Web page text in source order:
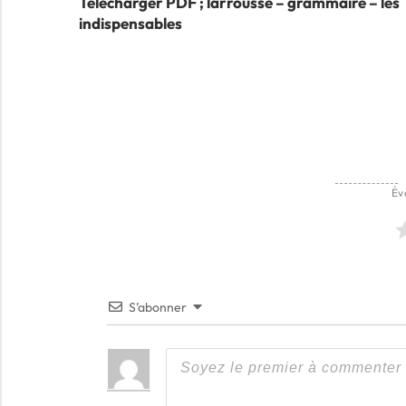
de
indispensables
S’abonner